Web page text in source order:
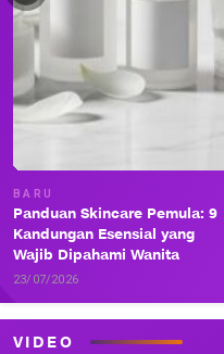
BARU
Panduan Skincare Pemula: 9
Kandungan Esensial yang
Wajib Dipahami Wanita
23/07/2026
VIDEO